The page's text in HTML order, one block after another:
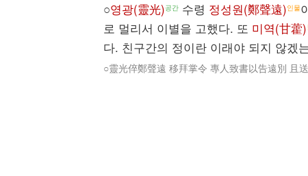
○영광(靈光)공간 수령 정성원(鄭聲遠)인물
로 멀리서 이별을 고했다. 또 미역(甘藿)
다. 친구간의 정이란 이래야 되지 않겠
○靈光倅鄭聲遠 移拜掌令 專人致書以告遠別 且